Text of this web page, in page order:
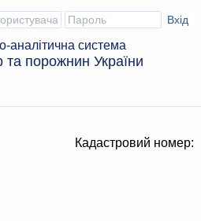
аналітична система
та порожнин України
Кадастровий номер: